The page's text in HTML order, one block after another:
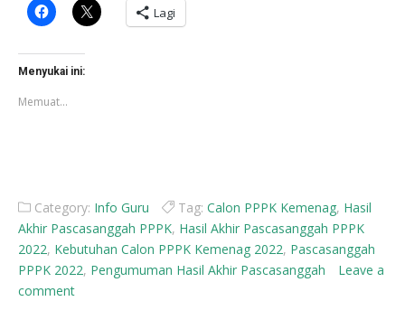
Klik
untuk
Facebook(Membuka
di
jendela
baru)
Klik
untuk
berbagi
Lagi
Menyukai ini:
Memuat...
Category: Info Guru Tag: Calon PPPK Kemenag, Hasil
Akhir Pascasanggah PPPK, Hasil Akhir Pascasanggah PPPK
2022, Kebutuhan Calon PPPK Kemenag 2022, Pascasanggah
PPPK 2022, Pengumuman Hasil Akhir Pascasanggah
Leave a
comment